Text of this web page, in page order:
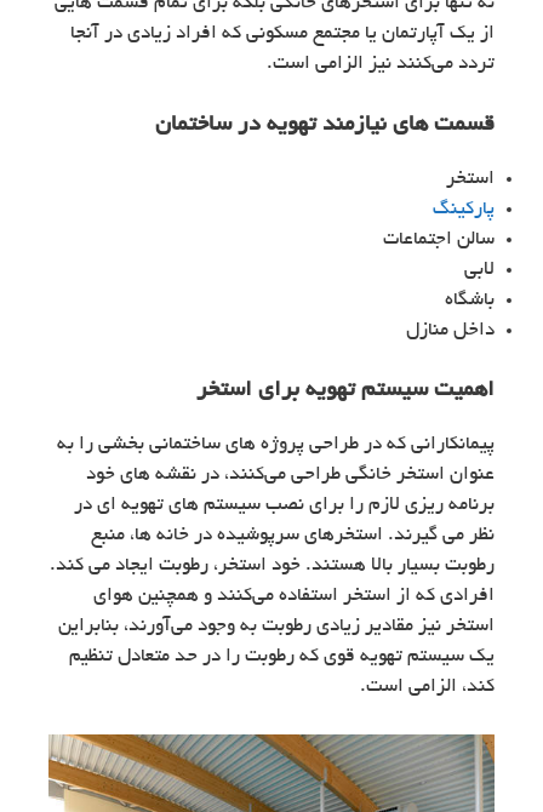
نه تنها برای استخرهای خانگی بلکه برای تمام قسمت هایی
از یک آپارتمان یا مجتمع مسکونی که افراد زیادی در آنجا
تردد می‌کنند نیز الزامی است.
قسمت های نیازمند تهویه در ساختمان
استخر
پارکینگ
سالن اجتماعات
لابی
باشگاه
داخل منازل
اهمیت سیستم تهویه برای استخر
پیمانکارانی که در طراحی پروژه های ساختمانی بخشی را به
عنوان استخر خانگی طراحی می‌کنند، در نقشه های خود
برنامه ریزی لازم را برای نصب سیستم های تهویه ای در
نظر می گیرند. استخرهای سرپوشیده در خانه ها، منبع
رطوبت بسیار بالا هستند. خود استخر، رطوبت ایجاد می کند.
افرادی که از استخر استفاده می‌کنند و همچنین هوای
استخر نیز مقادیر زیادی رطوبت به وجود می‌آورند، بنابراین
یک سیستم تهویه قوی که رطوبت را در حد متعادل تنظیم
کند، الزامی است.